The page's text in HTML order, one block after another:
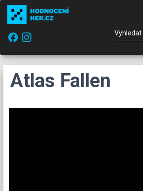
facebook
Atlas Fallen